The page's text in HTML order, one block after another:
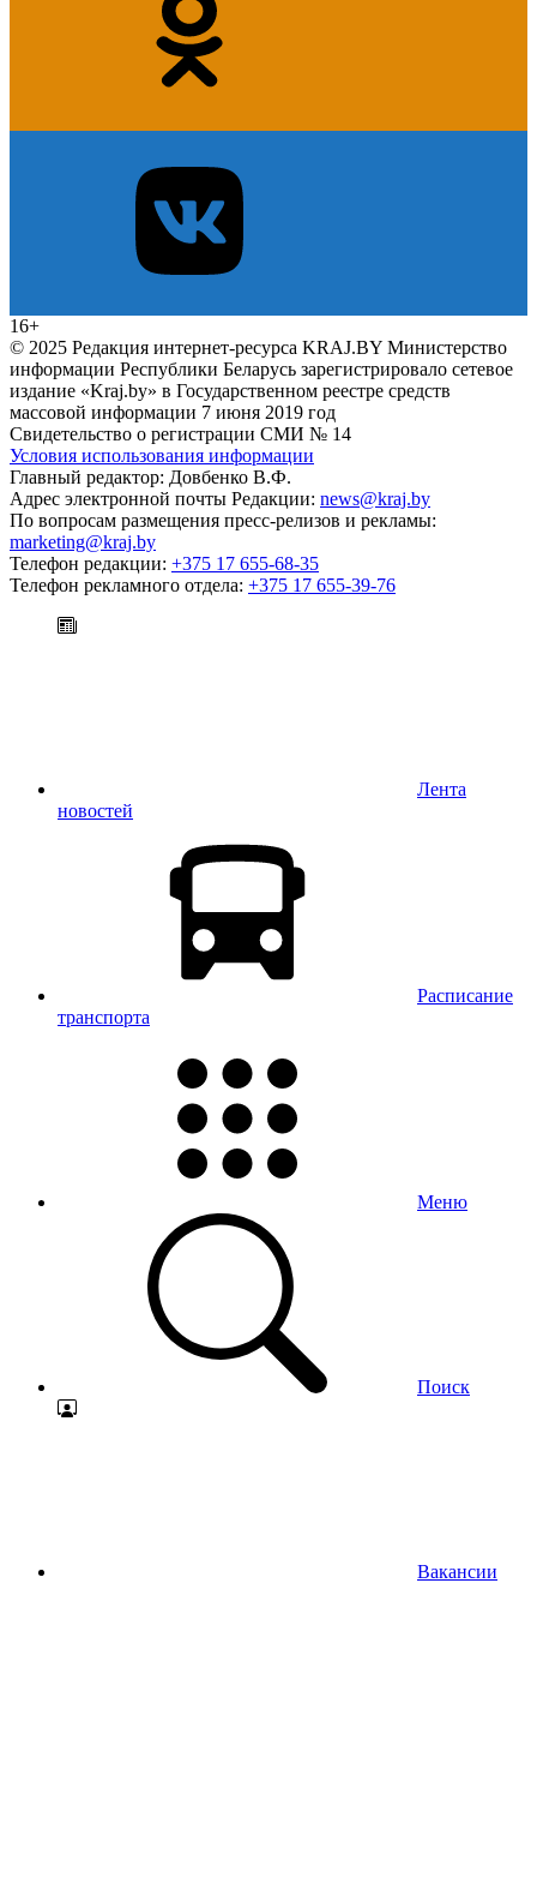
16+
© 2025 Редакция интернет-ресурса KRAJ.BY Министерство
информации Республики Беларусь зарегистрировало сетевое
издание «Kraj.by» в Государственном реестре средств
массовой информации 7 июня 2019 год
Свидетельство о регистрации СМИ № 14
Условия использования информации
Главный редактор: Довбенко В.Ф.
Адрес электронной почты Редакции: news@kraj.by
По вопросам размещения пресс-релизов и рекламы:
marketing@kraj.by
Телефон редакции: +375 17 655-68-35
Телефон рекламного отдела: +375 17 655-39-76
Лента
новостей
Расписание
транспорта
Меню
Поиск
Вакансии